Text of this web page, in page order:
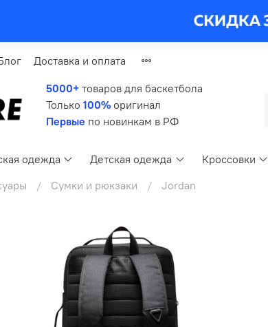
Доставка и оплата
5000+ товаров для баскетбола
Только 100% оригинал
Первые по новинкам в РФ
одежда Детская одежда Кроссовки
Сумки и рюкзаки Jordan